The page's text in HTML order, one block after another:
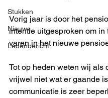
Stukken
Nieuws
Ledenbericht
Vorig jaar is door het
intentie uitgesproken om in
varen in het nieuwe
Tot op heden weten wij als
vrijwel niet wat er gaande
communicatie is zeer